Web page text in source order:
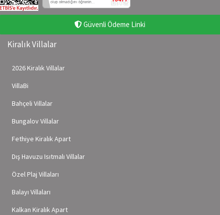
Güvenli Ödeme Linki
Kiralık Villalar
2026 Kiralık Villalar
VillaBi
Bahçeli Villalar
Bungalov Villalar
Fethiye Kiralık Apart
Dış Havuzu Isıtmalı Villalar
Özel Plaj Villaları
Balayı Villaları
Kalkan Kiralık Apart